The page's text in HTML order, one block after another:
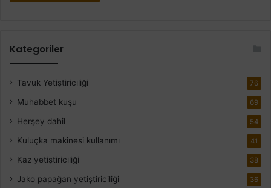
Kategoriler
Tavuk Yetiştiriciliği 76
Muhabbet kuşu 69
Herşey dahil 54
Kuluçka makinesi kullanımı 41
Kaz yetiştiriciliği 38
Jako papağan yetiştiriciliği 36